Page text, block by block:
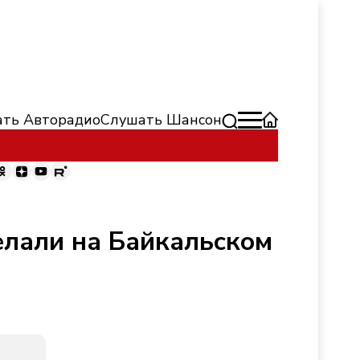
АвторадиоСлушать Шансон
на Байкальском